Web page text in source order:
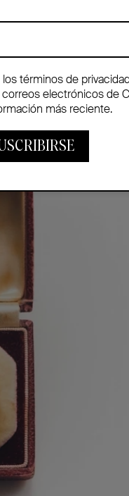
términos de
electrónicos de
más reciente.